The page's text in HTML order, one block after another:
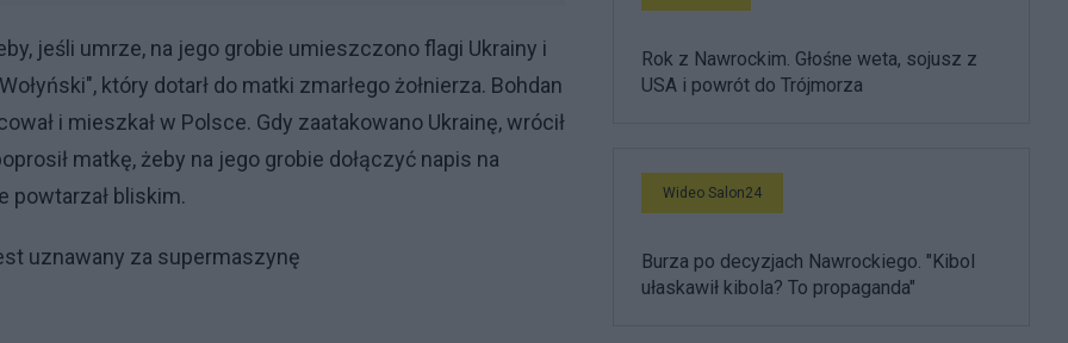
jeśli umrze, na jego grobie umieszczono flagi Ukrainy i
który dotarł do matki zmarłego żołnierza. Bohdan
i mieszkał w Polsce. Gdy zaatakowano Ukrainę, wrócił
matkę, żeby na jego grobie dołączyć napis na
powtarzał bliskim.
uznawany za supermaszynę
Rok z Nawrockim. Głośne weta, sojusz z
USA i powrót do Trójmorza
Wideo Salon24
Burza po decyzjach Nawrockiego. "Kibol
ułaskawił kibola? To propaganda"